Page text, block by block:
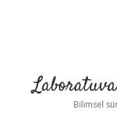
Bilimsel